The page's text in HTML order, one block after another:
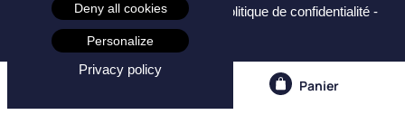
Panier
Mentions légales -CGU - CGV -
Politique de confidentialité -
Cookies -
Deny all cookies
Personalize
Privacy policy